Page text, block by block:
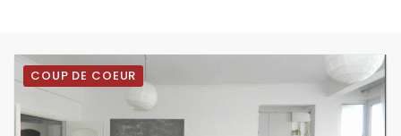
COUP DE COEUR